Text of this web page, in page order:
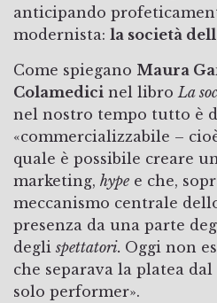
anticipando
modernista: la società
Come spiegano Maura
Colamedici nel libro La
nel nostro tempo tutto è
«commercializzabile –
quale è possibile creare
marketing, hype e che,
meccanismo centrale
presenza da una parte
deglispettatori. Oggi non
che separava la platea
solo performer».